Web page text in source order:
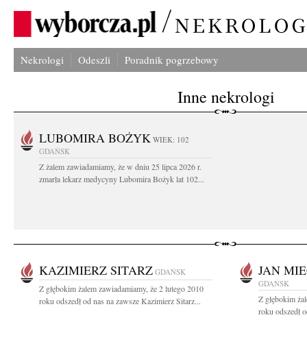
Nekrologi Odeszli Poradnik pogrzebowy
Inne nekrologi
LUBOMIRA BOŻYK WIEK: 102
GDAŃSK
Z żalem zawiadamiamy, że w dniu 25 lipca 2026 r.
zmarła lekarz medycyny Lubomira Bożyk lat 102...
KAZIMIERZ SITARZ GDAŃSK
Z głębokim żalem zawiadamiamy, że 2 lutego 2010
roku odszedł od nas na zawsze Kazimierz Sitarz...
JAN
GDAŃSK
Z głębokim
roku odszedł